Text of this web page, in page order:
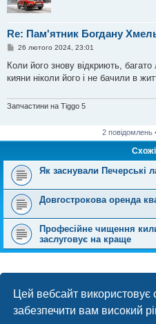
Цей вебсайт
забезпечити вам високий
Re: Пам'ятник Богдану
П
в
д
л
26 лютого 2024, 23:01
Коли його знову відкриють,
кияни ніколи його і не бачили в
Запчастини на Tiggo 5
2 повідомлень
Як заснували Печерські
Довгострокова оренда
Професійне чищення
заслуговує на краще
ХТО ЗАРАЗ ОНЛАЙН
Зараз переглядають цей форум: